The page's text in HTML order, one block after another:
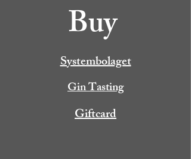
Buy
Systembolaget
Gin Tasting
Giftcard